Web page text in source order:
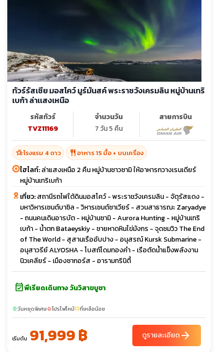
ทัวร์รัสเซีย มอสโคว์ มูร์มันสค์ พระราชวังเครมลิน หมู่บ้านเทริ
เบก้า ล่าเเสงเหนือ
รหัสทัวร์
TVZ11169
จำนวนวัน
7 วัน 5 คืน
สายการบิน
hotel_classโรงแรม 4 ดาว restaurant อาหาร 15 มื้อ + บนเครื่อง
ไฮไลท์:ล่าแสงเหนือ 2 คืน หมู่บ้านชาวซามิ ให้อาหารกวางเรนเดียร์
หมู่บ้านเทริเบก้า
เที่ยว:สถานีรถไฟใต้ดินมอสโคว์ - พระราชวังเครมลิน - จัตุรัสแดง -
มหาวิหารเซนต์บาซิล - วิหารเซนต์ซาเวียร์ - สวนสาธารณะ Zaryadye
- ถนนคนเดินอารบัต - หมู่บ้านซามิ - Aurora Hunting - หมู่บ้านเทริ
เบก้า - น้ำตก Bataeyskiy - ชายหาดหินไข่มังกร - จุดชมวิว The End
of The World - สุสานเรืออับปาง - อนุสรณ์ Kursk Submarine -
อนุสาวรีย์ ALYOSHA - โบสถ์โดมทองคำ - เรือตัดน้ำแข็งพลังงาน
นิวเคลียร์ - เมืองซากอร์ส - อารามทรินิตี้
event_availableพีเรียดเดินทาง วันวิสาขบูชา
sunnyวันหยุดพิเศษlocal_fire_departmentโปรไฟไหม้confirmation_numberที่เหลือน้อย
เริ่มต้น 91,999 ฿ ดูรายละเอียดarrow_forward